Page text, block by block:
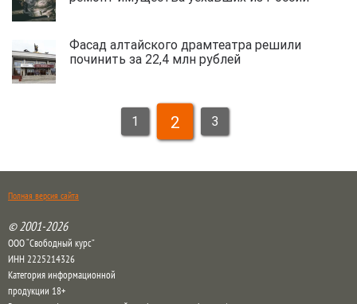
Фасад алтайского драмтеатра решили
починить за 22,4 млн рублей
1 2 3
Полная версия сайта
© 2001-2026
ООО “Свободный курс”
ИНН 2225214326
Категория информационной
продукции 18+